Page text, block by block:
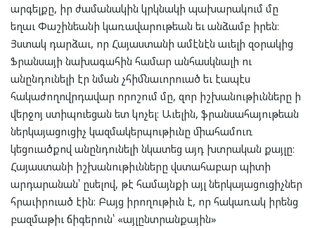
արգելքը, իր ժամանակին կրկնակի պախարակում մը
եղաւ Փաշինեանի կառավարութեան եւ անձամբ իրեն։
Յստակ դարձաւ, որ Հայաստանի ամէնէն աւելի զօրակից
Ֆրանսայի նախագահին համար անհասկնալի ու
անընդունելի էր նման չհիմնաւորուած եւ էապէս
հակաժողովրդավար որոշում մը, զոր իշխանութիւնները ի
վերջոյ ստիպուեցան ետ կոչել։ Աւելին, ֆրանսահայութեան
ներկայացուցիչ կազմակերպութիւնը միահամուռ
կեցուածքով անընդունելի նկատեց այդ խտրական քայլը։
Հայաստանի իշխանութիւնները վստահաբար պիտի
արդարանան՝ ըսելով, թէ համայնքի այլ ներկայացուցիչներ
հրաւիրուած էին։ Բայց իրողութիւն է, որ հակառակ իրենց
բազմաթիւ ճիգերուն՝ «այլընտրանքային»